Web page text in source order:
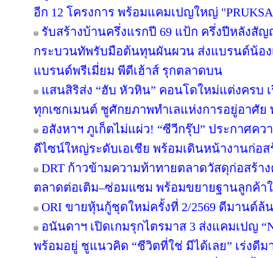
อีก 12 โครงการ พร้อมแคมเปญใหญ่ "PRUKSA
รับสร้างบ้านครึ่งแรกปี 69 แป้ก ครึ่งปีหลัง
กระบวนทัพรับมือต้นทุนผันผวน ส่งแบรนด์น้อง
แบรนด์พรีเมี่ยม พีดีเฮ้าส์ รุกตลาดบน
แสนสิริส่ง “ฮับ หัวหิน” คอนโดใหม่แต่งครบ
ทุกเซกเมนต์ ชูศักยภาพทำเลแห่งการอยู่อาศั
อสังหาฯ ภูเก็ตไม่แผ่ว! “ซีวีกรุ๊ป” ประกาศคว
ดีไซน์ใหญ่ระดับเอเชีย พร้อมเดินหน้างานก่อส
DRT ก้าวข้ามความท้าทายตลาดวัสดุก่อสร้า
ตลาดต่อเติม–ซ่อมแซม พร้อมขยายฐานลูกค้
ORI ขายหุ้นกู้ชุดใหม่ครั้งที่ 2/2569 ดีมานด์ล้
อนันดาฯ เปิดเกมรุกไตรมาส 3 ส่งแคมเปญ
พร้อมอยู่ ชูแนวคิด “ชีวิตที่ใช่ มีได้เลย” เร่งดี